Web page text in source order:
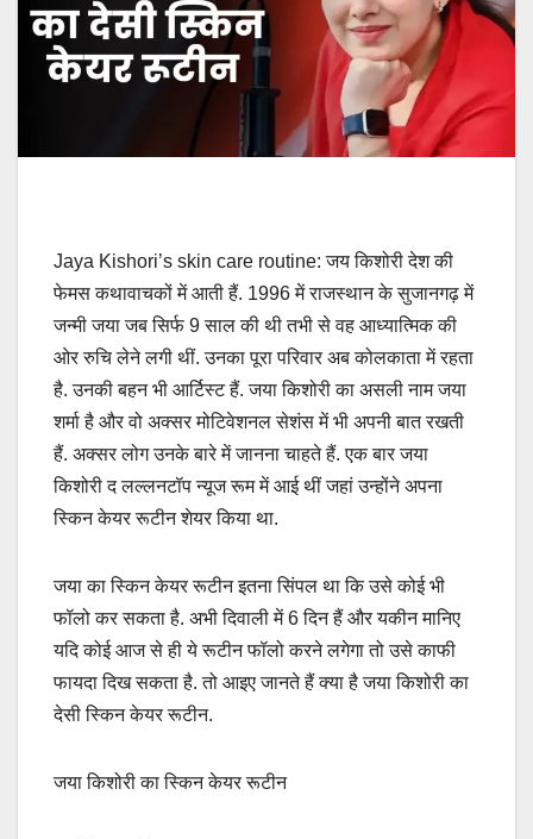
Jaya Kishori’s skin care routine: जय किशोरी देश की
फेमस कथावाचकों में आती हैं. 1996 में राजस्थान के सुजानगढ़ में
जन्मी जया जब सिर्फ 9 साल की थी तभी से वह आध्यात्मिक की
ओर रुचि लेने लगी थीं. उनका पूरा परिवार अब कोलकाता में रहता
है. उनकी बहन भी आर्टिस्ट हैं. जया किशोरी का असली नाम जया
शर्मा है और वो अक्सर मोटिवेशनल सेशंस में भी अपनी बात रखती
हैं. अक्सर लोग उनके बारे में जानना चाहते हैं. एक बार जया
किशोरी द लल्लनटॉप न्यूज रूम में आई थीं जहां उन्होंने अपना
स्किन केयर रूटीन शेयर किया था.
जया का स्किन केयर रूटीन इतना सिंपल था कि उसे कोई भी
फॉलो कर सकता है. अभी दिवाली में 6 दिन हैं और यकीन मानिए
यदि कोई आज से ही ये रूटीन फॉलो करने लगेगा तो उसे काफी
फायदा दिख सकता है. तो आइए जानते हैं क्या है जया किशोरी का
देसी स्किन केयर रूटीन.
जया किशोरी का स्किन केयर रूटीन